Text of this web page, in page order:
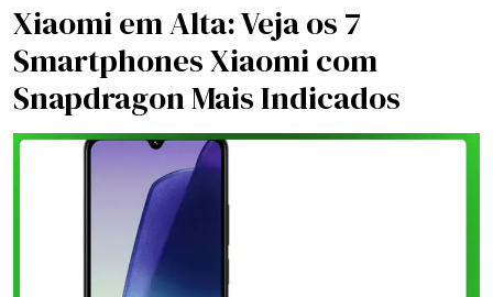
Xiaomi em Alta: Veja os 7
Smartphones Xiaomi com
Snapdragon Mais Indicados